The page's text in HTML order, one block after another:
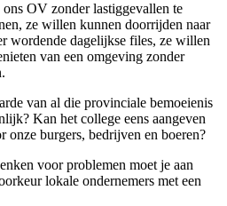
OV zonder lastiggevallen te
ze willen kunnen doorrijden naar
wordende dagelijkse files, ze willen
van een omgeving zonder
van al die provinciale bemoeienis
Kan het college eens aangeven
onze burgers, bedrijven en boeren?
voor problemen moet je aan
lokale ondernemers met een